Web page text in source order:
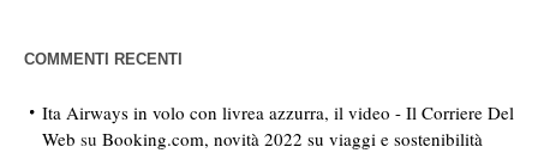
COMMENTI RECENTI
Ita Airways in volo con livrea azzurra, il video - Il Corriere Del
Web su Booking.com, novità 2022 su viaggi e sostenibilità